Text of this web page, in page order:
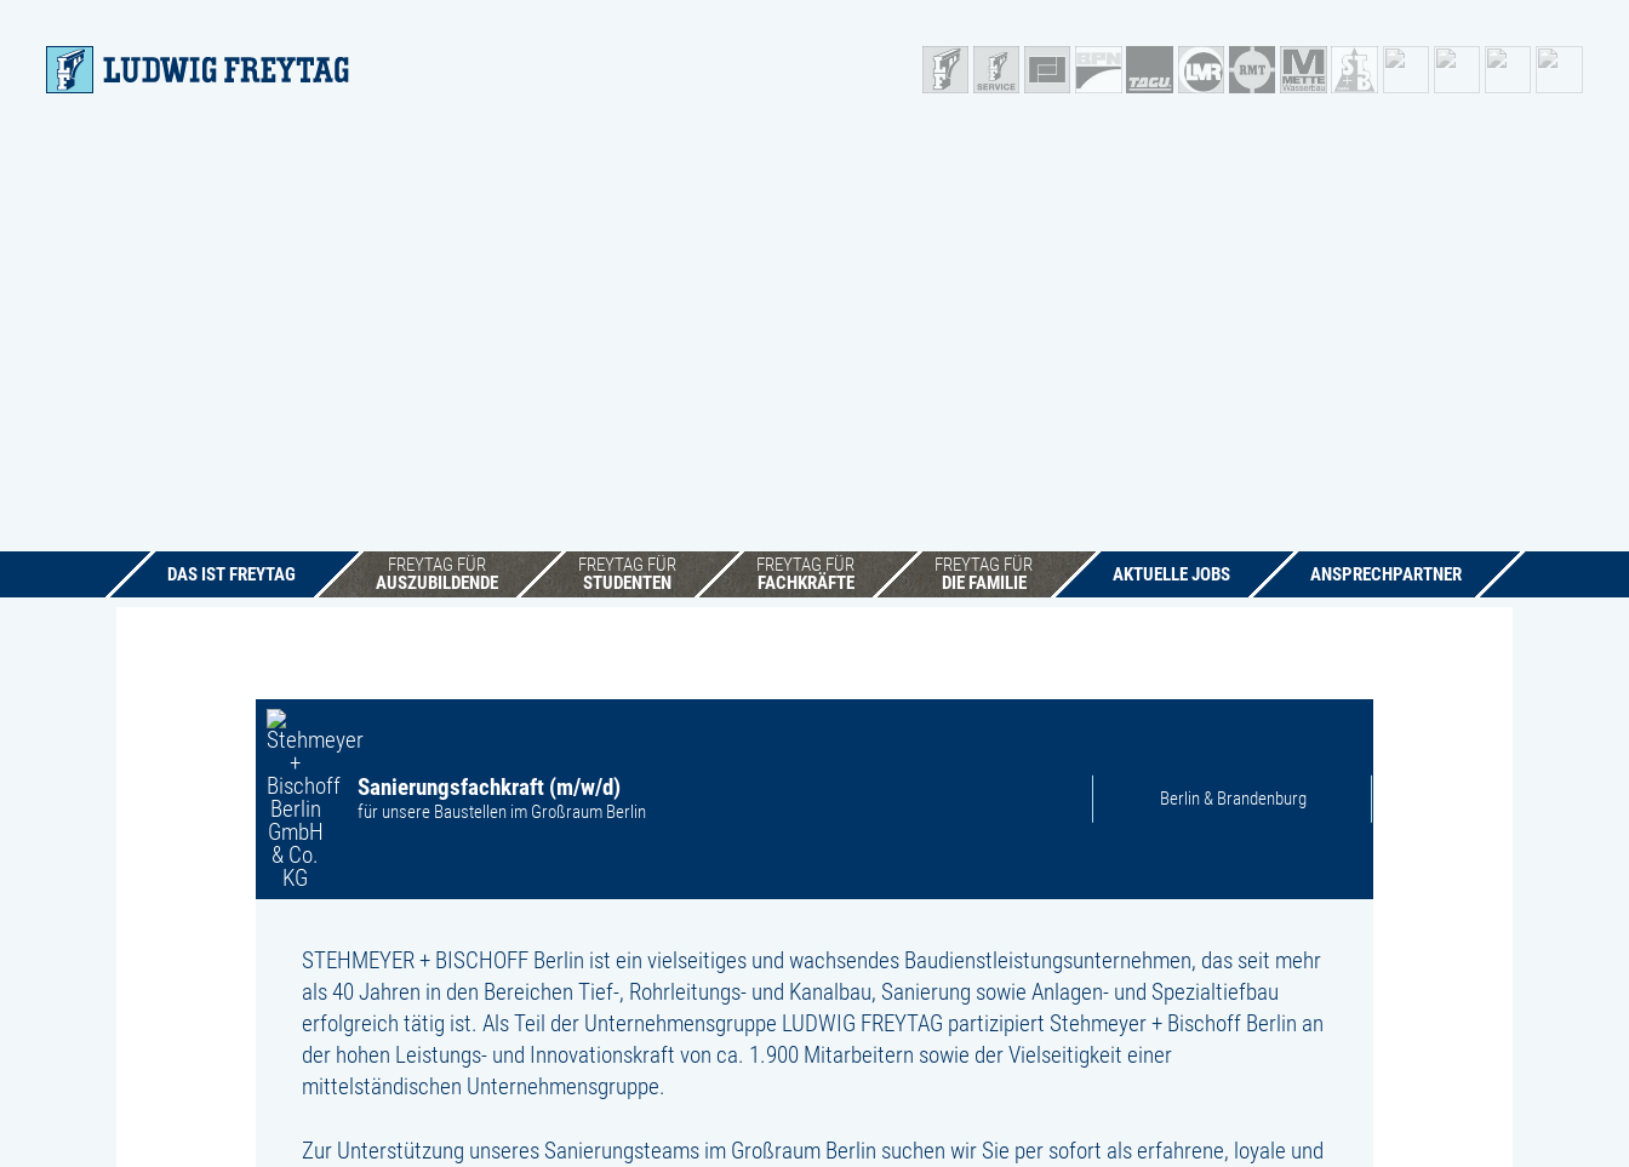
DAS IST FREYTAG
FREYTAG FÜR
AUSZUBILDENDE
FREYTAG FÜR
STUDENTEN
FREYTAG FÜR
FACHKRÄFTE
FREYTAG FÜR
DIE FAMILIE
AKTUELLE JOBS ANSPRECHPARTNER
Sanierungsfachkraft (m/w/d)
für unsere Baustellen im Großraum Berlin
Berlin & Brandenburg
STEHMEYER + BISCHOFF Berlin ist ein vielseitiges und wachsendes Baudienstleistungsunternehmen, das seit mehr
als 40 Jahren in den Bereichen Tief-, Rohrleitungs- und Kanalbau, Sanierung sowie Anlagen- und Spezialtiefbau
erfolgreich tätig ist. Als Teil der Unternehmensgruppe LUDWIG FREYTAG partizipiert Stehmeyer + Bischoff Berlin an
der hohen Leistungs- und Innovationskraft von ca. 1.900 Mitarbeitern sowie der Vielseitigkeit einer
mittelständischen Unternehmensgruppe.
Zur Unterstützung unseres Sanierungsteams im Großraum Berlin suchen wir Sie per sofort als erfahrene, loyale und